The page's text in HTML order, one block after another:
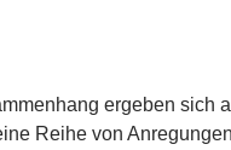
ergeben sich
Reihe von